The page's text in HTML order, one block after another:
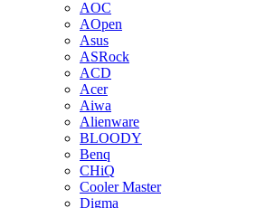
AOC
AOpen
Asus
ASRock
ACD
Acer
Aiwa
Alienware
BLOODY
Benq
CHiQ
Cooler Master
Digma